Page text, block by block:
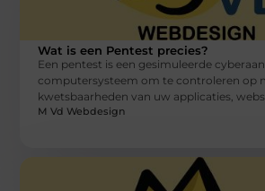
Wat is een Pentest precies?
Een pentest is een gesimuleerde
computersysteem om te controleren op
kwetsbaarheden van uw applicaties,
M Vd Webdesign